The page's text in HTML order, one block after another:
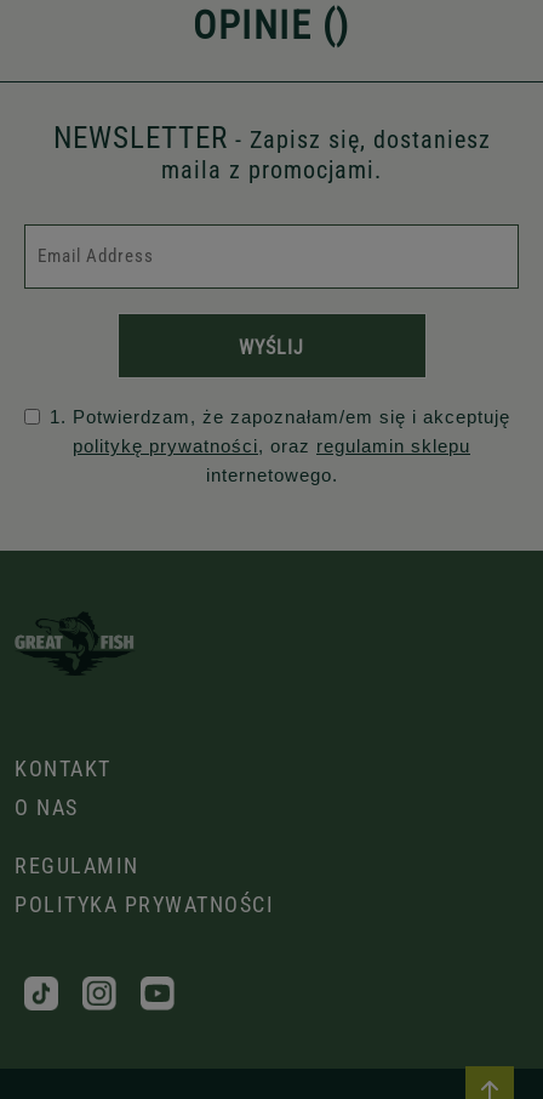
OPINIE ()
NEWSLETTER - Zapisz się, dostaniesz
maila z promocjami.
WYŚLIJ
1. Potwierdzam, że zapoznałam/em się i akceptuję
politykę prywatności, oraz regulamin sklepu
internetowego.
KONTAKT
O NAS
REGULAMIN
POLITYKA PRYWATNOŚCI